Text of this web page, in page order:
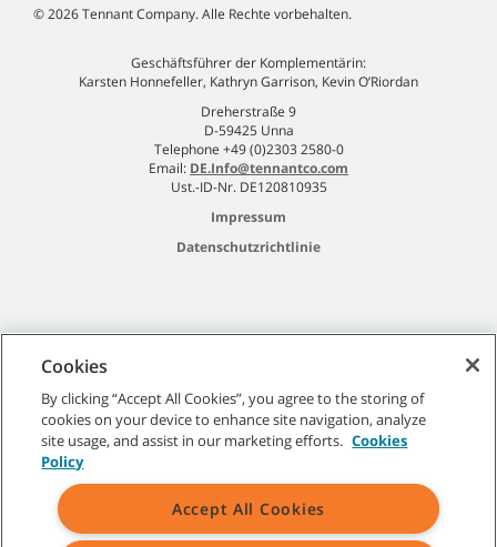
©2026Tennant Company. Alle Rechte vorbehalten.
Geschäftsführer der Komplementärin:
Karsten Honnefeller, Kathryn Garrison, Kevin O’Riordan
Dreherstraße 9
D-59425 Unna
Telephone +49 (0)2303 2580-0
Email: DE.Info@tennantco.com
Ust.-ID-Nr. DE120810935
Impressum
Datenschutzrichtlinie
Alle angegebenen Tennant-Marken und -Logos sind Eigentum der
Tennant Company und/oder ihrer verbundenen Unternehmen oder
Cookies
By clicking “Accept All Cookies”, you agree to the storing of
cookies on your device to enhance site navigation, analyze
site usage, and assist in our marketing efforts. Cookies
Policy
Accept All Cookies